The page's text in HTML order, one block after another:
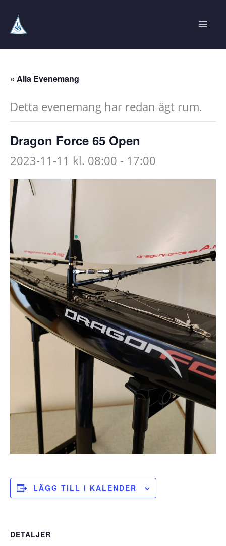
« Alla Evenemang
Detta evenemang har redan ägt rum.
Dragon Force 65 Open
2023-11-11 kl. 08:00 - 17:00
LÄGG TILL I KALENDER
DETALJER